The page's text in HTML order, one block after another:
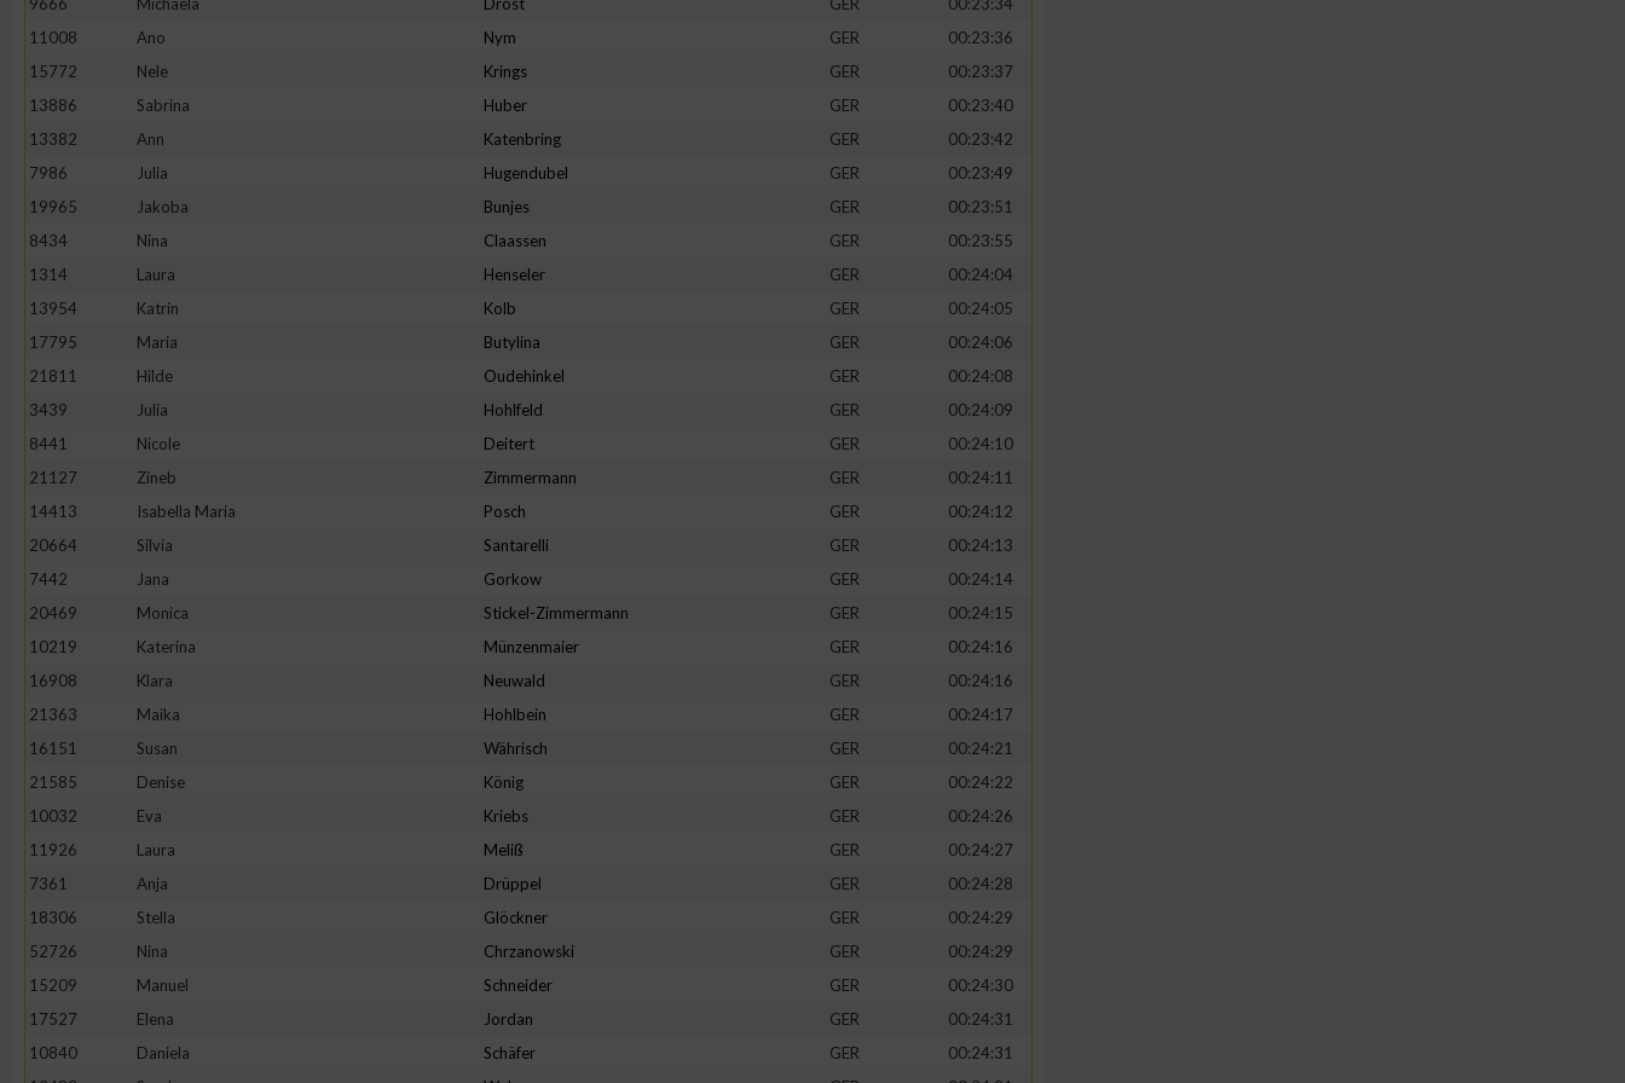
11008
Ano Nym GER
00:23:36
15772
Nele Krings GER
00:23:37
13886
Sabrina Huber GER
00:23:40
13382
Ann Katenbring GER
00:23:42
7986
Julia Hugendubel GER
00:23:49
19965
Jakoba Bunjes GER
00:23:51
8434
Nina Claassen GER
00:23:55
1314
Laura Henseler GER
00:24:04
13954
Katrin Kolb GER
00:24:05
17795
Maria Butylina GER
00:24:06
21811
Hilde Oudehinkel GER
00:24:08
3439
Julia Hohlfeld GER
00:24:09
8441
Nicole Deitert GER
00:24:10
21127
Zineb Zimmermann GER
00:24:11
14413
Isabella Maria Posch GER
00:24:12
20664
Silvia Santarelli GER
00:24:13
7442
Jana Gorkow GER
00:24:14
20469
Monica Stickel-Zimmermann GER
00:24:15
10219
Katerina Münzenmaier GER
00:24:16
16908
Klara Neuwald GER
00:24:16
21363
Maika Hohlbein GER
00:24:17
16151
Susan Währisch GER
00:24:21
21585
Denise König GER
00:24:22
10032
Eva Kriebs GER
00:24:26
11926
Laura Meliß GER
00:24:27
7361
Anja Drüppel GER
00:24:28
18306
Stella Glöckner GER
00:24:29
52726
Nina Chrzanowski GER
00:24:29
15209
Manuel Schneider GER
00:24:30
17527
Elena Jordan GER
00:24:31
10840
Daniela Schäfer GER
00:24:31
Erstellung von Profilen zur Personalisierung von Inhalten
Messung der Werbeleistung
Messung der Performance von Inhalten
Analyse von Zielgruppen durch Statistiken oder Kombinationen von Daten aus
Entwicklung und Verbesserung der Angebote
IAB-Besonderheiten:
Geräte anhand von aktiv angeforderten Informationen identifizieren
Nicht-IAB-Verarbeitungszwecke:
Notwendig
Performance
Funktional